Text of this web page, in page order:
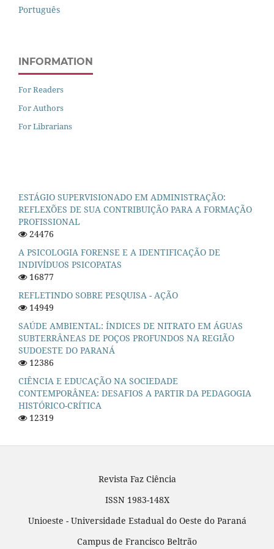
Português
INFORMATION
For Readers
For Authors
For Librarians
ESTÁGIO SUPERVISIONADO EM ADMINISTRAÇÃO:
REFLEXÕES DE SUA CONTRIBUIÇÃO PARA A FORMAÇÃO
PROFISSIONAL
24476
A PSICOLOGIA FORENSE E A IDENTIFICAÇÃO DE
INDIVÍDUOS PSICOPATAS
16877
REFLETINDO SOBRE PESQUISA - AÇÃO
14949
SAÚDE AMBIENTAL: ÍNDICES DE NITRATO EM ÁGUAS
SUBTERRÂNEAS DE POÇOS PROFUNDOS NA REGIÃO
SUDOESTE DO PARANÁ
12386
CIÊNCIA E EDUCAÇÃO NA SOCIEDADE
CONTEMPORÂNEA: DESAFIOS A PARTIR DA PEDAGOGIA
HISTÓRICO-CRÍTICA
12319
Revista Faz Ciência
ISSN 1983-148X
Unioeste - Universidade Estadual do Oeste do Paraná
Campus de Francisco Beltrão